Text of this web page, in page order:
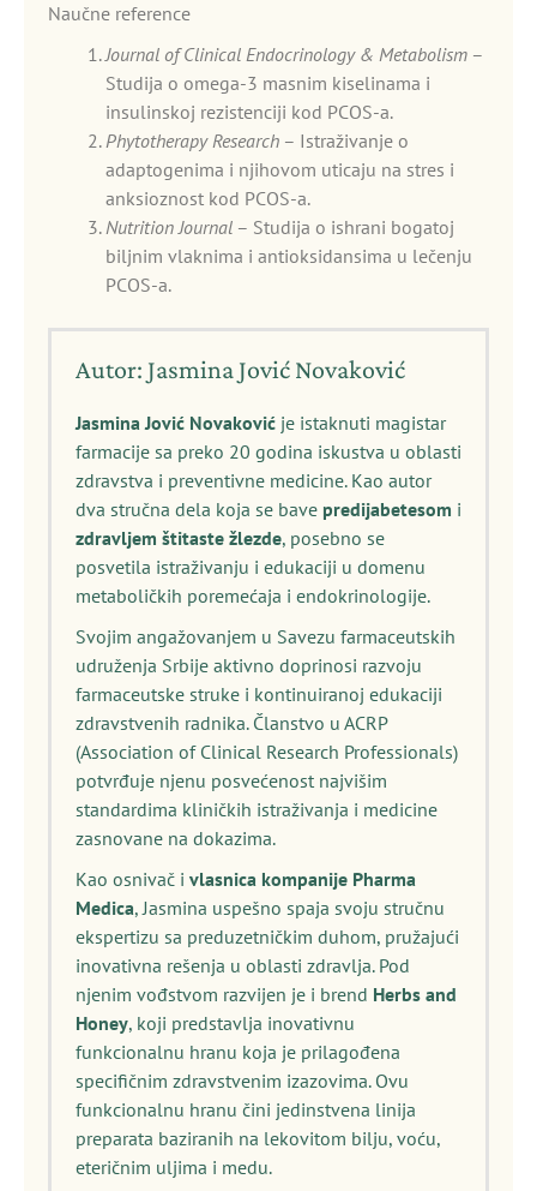
Naučne reference
Journal of Clinical Endocrinology & Metabolism –
Studija o omega-3 masnim kiselinama i
insulinskoj rezistenciji kod PCOS-a.
Phytotherapy Research – Istraživanje o
adaptogenima i njihovom uticaju na stres i
anksioznost kod PCOS-a.
Nutrition Journal – Studija o ishrani bogatoj
biljnim vlaknima i antioksidansima u lečenju
PCOS-a.
Autor: Jasmina Jović Novaković
Jasmina Jović Novaković je istaknuti magistar
farmacije sa preko 20 godina iskustva u oblasti
zdravstva i preventivne medicine. Kao autor
dva stručna dela koja se bave predijabetesom i
zdravljem štitaste žlezde, posebno se
posvetila istraživanju i edukaciji u domenu
metaboličkih poremećaja i endokrinologije.
Svojim angažovanjem u Savezu farmaceutskih
udruženja Srbije aktivno doprinosi razvoju
farmaceutske struke i kontinuiranoj edukaciji
zdravstvenih radnika. Članstvo u ACRP
(Association of Clinical Research Professionals)
potvrđuje njenu posvećenost najvišim
standardima kliničkih istraživanja i medicine
zasnovane na dokazima.
Kao osnivač i vlasnica kompanije Pharma
Medica, Jasmina uspešno spaja svoju stručnu
ekspertizu sa preduzetničkim duhom, pružajući
inovativna rešenja u oblasti zdravlja. Pod
njenim vođstvom razvijen je i brend Herbs and
Honey, koji predstavlja inovativnu
funkcionalnu hranu koja je prilagođena
specifičnim zdravstvenim izazovima. Ovu
funkcionalnu hranu čini jedinstvena linija
preparata baziranih na lekovitom bilju, voću,
eteričnim uljima i medu.